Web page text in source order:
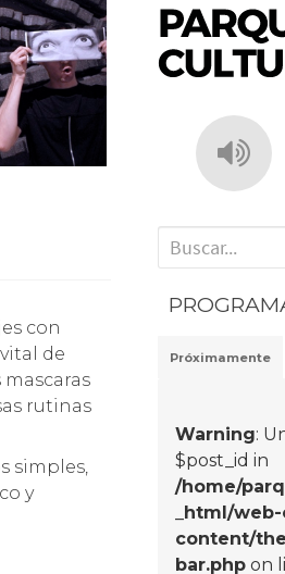
de
rutinas
simples,
y
' . __('Search
Próximamente
Warning:
$post_id in
/home/
_html/
content/
bar.php on